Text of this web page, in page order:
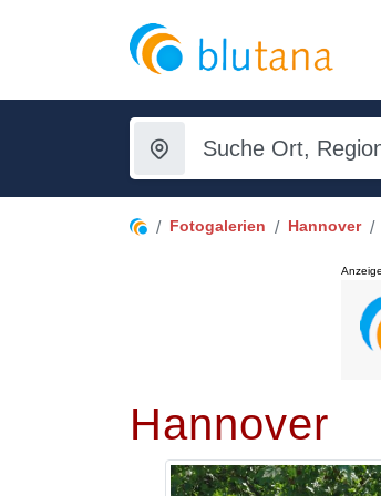
Fotogalerien Hannover
Anzeige
Hannover